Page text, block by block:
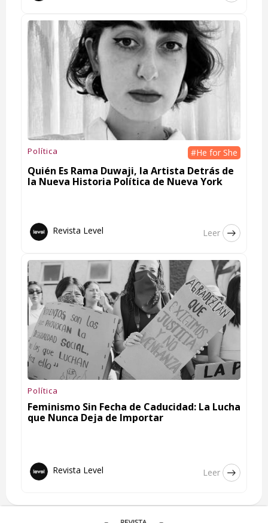
Política #He for She
Quién Es Rama Duwaji, la Artista Detrás de
la Nueva Historia Política de Nueva York
Revista Level Leer
Política
Feminismo Sin Fecha de Caducidad: La Lucha
que Nunca Deja de Importar
Revista Level Leer